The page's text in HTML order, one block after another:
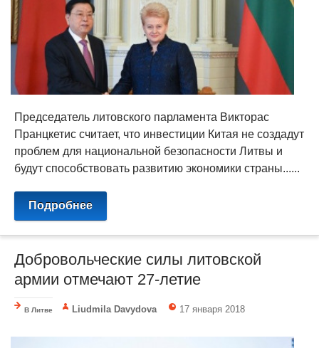
Председатель литовского парламента Викторас
Пранцкетис считает, что инвестиции Китая не создадут
проблем для национальной безопасности Литвы и
будут способствовать развитию экономики страны......
Подробнее
Добровольческие силы литовской
армии отмечают 27-летие
В Литве Liudmila Davydova 17 января 2018